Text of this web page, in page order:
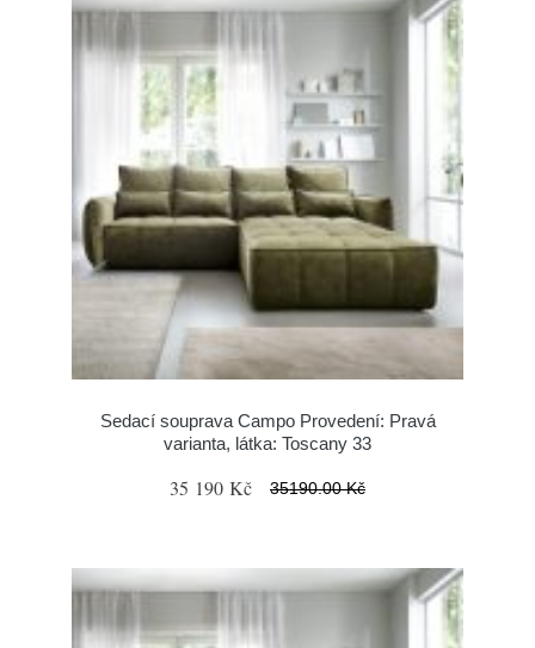
Sedací souprava Campo Provedení: Pravá
varianta, látka: Toscany 33
35 190 Kč 35190.00 Kč